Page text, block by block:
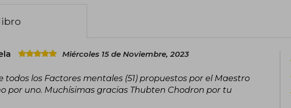
psicología budista. Destaca
Compassion, escrita junto con el
sistemática el camino budista. En
de Washington, uno de los
Miércoles 15 de Noviembre, 2023
todos los Factores mentales (51) propuestos por el Maestro
por uno. Muchísimas gracias Thubten Chodron por tu